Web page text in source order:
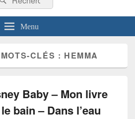
Menu
CLÉS : HEMMA
Baby – Mon livre
bain – Dans l’eau